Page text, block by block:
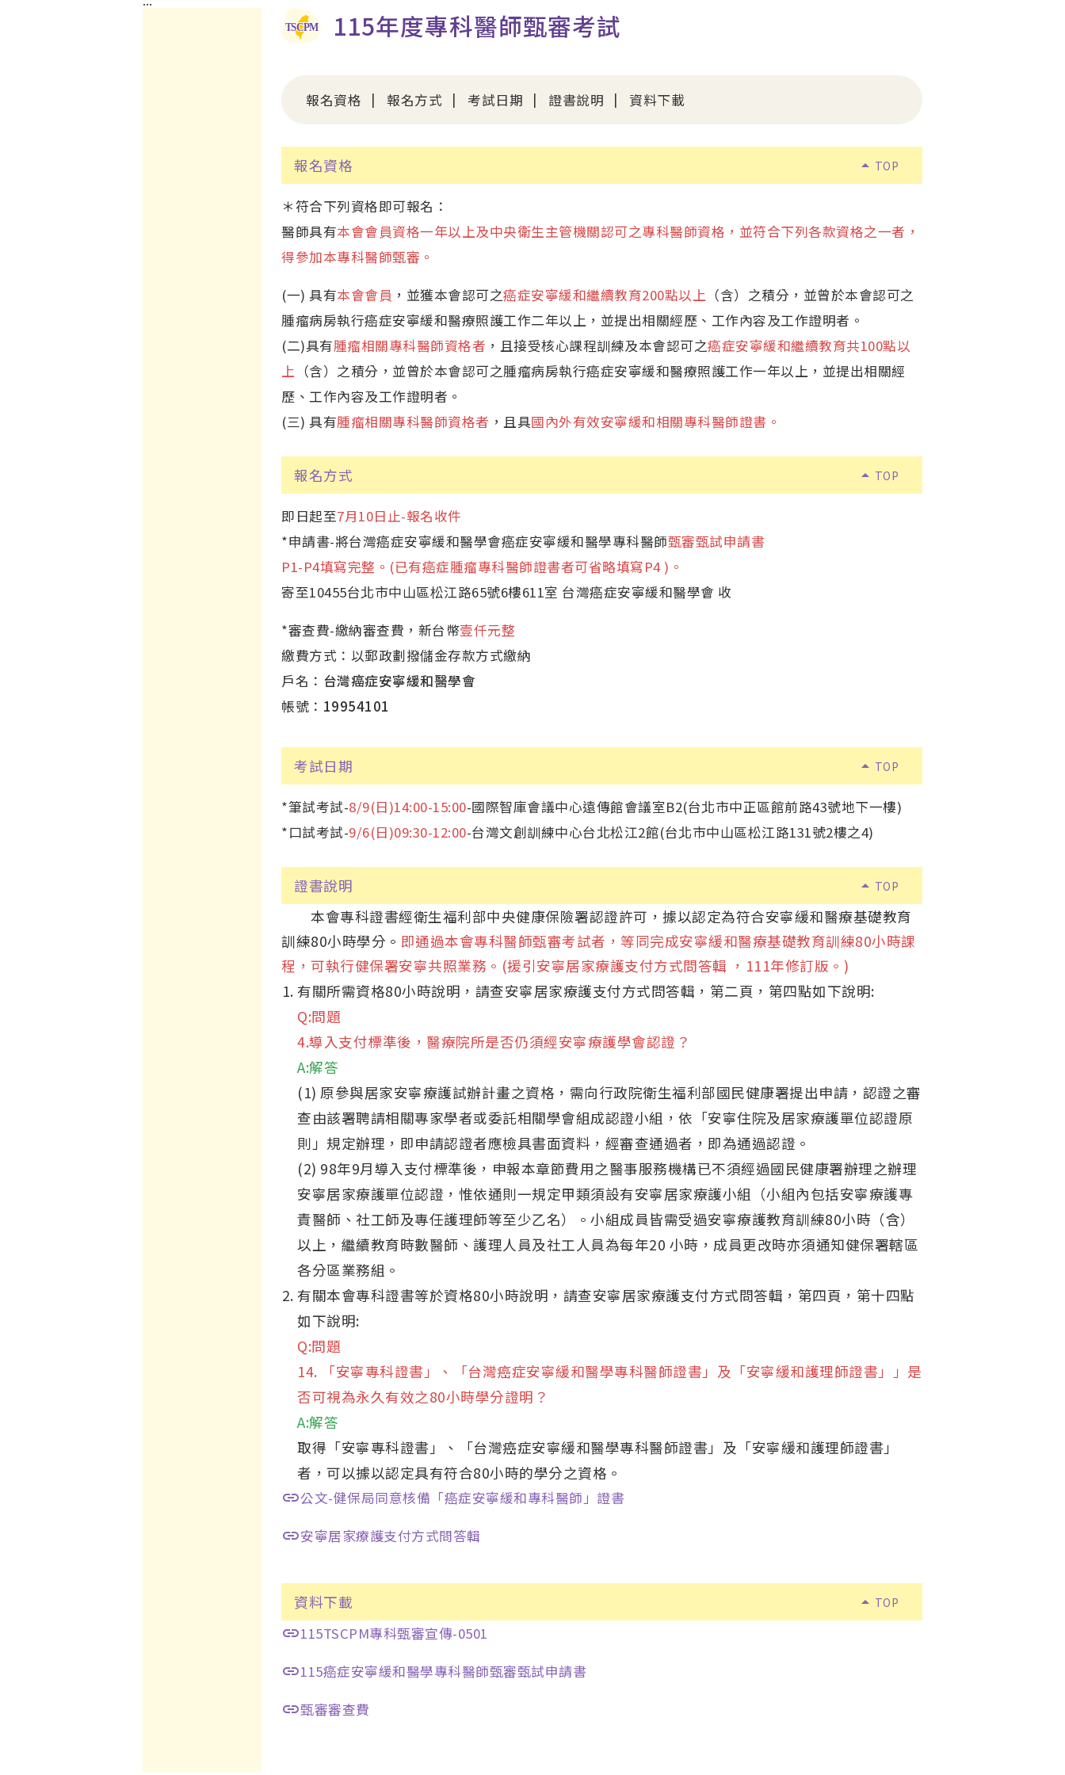
115年度專科醫師甄審考試
報名資格 報名方式 考試日期 證書說明 資料下載
報名資格 arrow_drop_up TOP
＊符合下列資格即可報名：
醫師具有本會會員資格一年以上及中央衛生主管機關認可之專科醫師資格，並符合下列各款資格之一者，
得參加本專科醫師甄審。
(一) 具有本會會員 ，並獲本會認可之癌症安寧緩和繼續教育200點以上 （含）之積分，並曾於本會認可之
腫瘤病房執行癌症安寧緩和醫療照護工作二年以上，並提出相關經歷、工作內容及工作證明者。
(二)具有腫瘤相關專科醫師資格者 ，且接受核心課程訓練及本會認可之癌症安寧緩和繼續教育共100點以
上 （含）之積分，並曾於本會認可之腫瘤病房執行癌症安寧緩和醫療照護工作一年以上，並提出相關經
歷、工作內容及工作證明者。
(三) 具有腫瘤相關專科醫師資格者 ，且具國內外有效安寧緩和相關專科醫師證書。
報名方式 arrow_drop_up TOP
即日起至7月10日止-報名收件
*申請書-將台灣癌症安寧緩和醫學會癌症安寧緩和醫學專科醫師甄審甄試申請書
P1-P4填寫完整。(已有癌症腫瘤專科醫師證書者可省略填寫P4 )。
寄至10455台北市中山區松江路65號6樓611室 台灣癌症安寧緩和醫學會 收
*審查費-繳納審查費，新台幣壹仟元整
繳費方式：以郵政劃撥儲金存款方式繳納
戶名： 台灣癌症安寧緩和醫學會
帳號： 19954101
考試日期 arrow_drop_up TOP
*筆試考試-8/9(日)14:00-15:00-國際智庫會議中心遠傳館會議室B2(台北市中正區館前路43號地下一樓)
*口試考試-9/6(日)09:30-12:00-台灣文創訓練中心台北松江2館(台北市中山區松江路131號2樓之4)
證書說明 arrow_drop_up TOP
本會專科證書經衛生福利部中央健康保險署認證許可，據以認定為符合安寧緩和醫療基礎教育
訓練80小時學分。 即通過本會專科醫師甄審考試者，等同完成安寧緩和醫療基礎教育訓練80小時課
程，可執行健保署安寧共照業務。(援引安寧居家療護支付方式問答輯 ，111年修訂版。)
有關所需資格80小時說明，請查安寧居家療護支付方式問答輯，第二頁，第四點如下說明:
Q:問題
4.導入支付標準後，醫療院所是否仍須經安寧療護學會認證？
A:解答
(1) 原參與居家安寧療護試辦計畫之資格，需向行政院衛生福利部國民健康署提出申請，認證之審
查由該署聘請相關專家學者或委託相關學會組成認證小組，依「安寧住院及居家療護單位認證原
則」規定辦理，即申請認證者應檢具書面資料，經審查通過者，即為通過認證。
(2) 98年9月導入支付標準後，申報本章節費用之醫事服務機構已不須經過國民健康署辦理之辦理
安寧居家療護單位認證，惟依通則一規定甲類須設有安寧居家療護小組（小組內包括安寧療護專
責醫師、社工師及專任護理師等至少乙名）。小組成員皆需受過安寧療護教育訓練80小時（含）
以上，繼續教育時數醫師、護理人員及社工人員為每年20 小時，成員更改時亦須通知健保署轄區
各分區業務組。
有關本會專科證書等於資格80小時說明，請查安寧居家療護支付方式問答輯，第四頁，第十四點
如下說明:
Q:問題
14. 「安寧專科證書」、「台灣癌症安寧緩和醫學專科醫師證書」及「安寧緩和護理師證書」」是
否可視為永久有效之80小時學分證明？
A:解答
取得「安寧專科證書」、「台灣癌症安寧緩和醫學專科醫師證書」及「安寧緩和護理師證書」
者，可以據以認定具有符合80小時的學分之資格。
link公文-健保局同意核備「癌症安寧緩和專科醫師」證書
link安寧居家療護支付方式問答輯
資料下載 arrow_drop_up TOP
link115TSCPM專科甄審宣傳-0501
link115癌症安寧緩和醫學專科醫師甄審甄試申請書
link甄審審查費